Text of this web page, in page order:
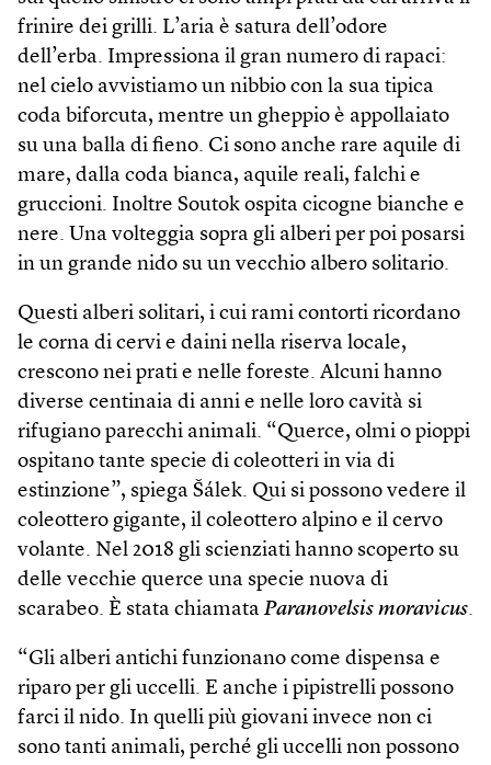
frinire dei grilli. L’aria è satura dell’odore
dell’erba. Impressiona il gran numero di rapaci:
nel cielo avvistiamo un nibbio con la sua tipica
coda biforcuta, mentre un gheppio è appollaiato
su una balla di fieno. Ci sono anche rare aquile di
mare, dalla coda bianca, aquile reali, falchi e
gruccioni. Inoltre Soutok ospita cicogne bianche e
nere. Una volteggia sopra gli alberi per poi posarsi
in un grande nido su un vecchio albero solitario.
Questi alberi solitari, i cui rami contorti ricordano
le corna di cervi e daini nella riserva locale,
crescono nei prati e nelle foreste. Alcuni hanno
diverse centinaia di anni e nelle loro cavità si
rifugiano parecchi animali. “Querce, olmi o pioppi
ospitano tante specie di coleotteri in via di
estinzione”, spiega Šálek. Qui si possono vedere il
coleottero gigante, il coleottero alpino e il cervo
volante. Nel 2018 gli scienziati hanno scoperto su
delle vecchie querce una specie nuova di
scarabeo. È stata chiamata Paranovelsis moravicus.
“Gli alberi antichi funzionano come dispensa e
riparo per gli uccelli. E anche i pipistrelli possono
farci il nido. In quelli più giovani invece non ci
sono tanti animali, perché gli uccelli non possono